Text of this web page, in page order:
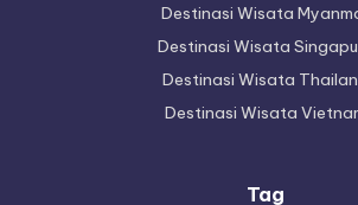
Destinasi Wisata
Destinasi Wisata
Destinasi Wisata
Destinasi Wisata
Tag